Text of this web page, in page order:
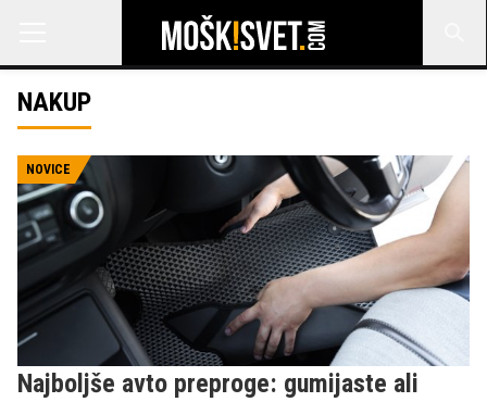
NAKUP
NOVICE
Najboljše avto preproge: gumijaste ali